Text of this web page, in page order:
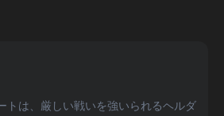
トは、厳しい戦いを強いられるヘルダ